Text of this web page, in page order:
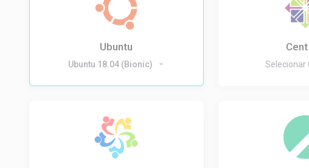
Ubuntu
Ubuntu 18.04 (Bionic) Selecionar